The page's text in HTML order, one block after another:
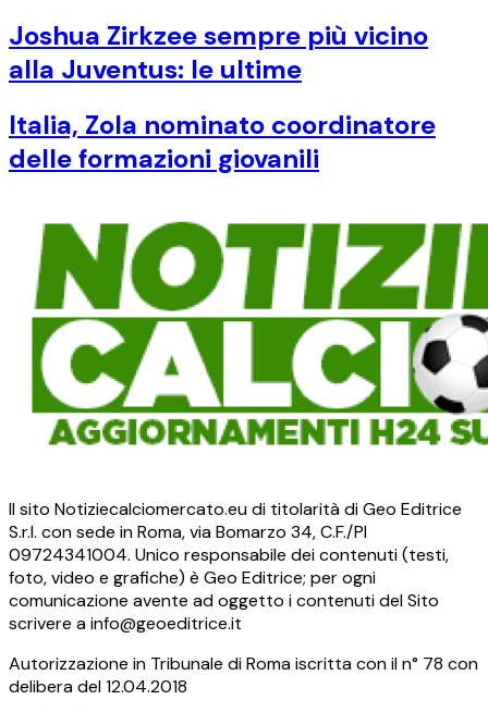
Joshua Zirkzee sempre più vicino
alla Juventus: le ultime
Italia, Zola nominato coordinatore
delle formazioni giovanili
Il sito Notiziecalciomercato.eu di titolarità di Geo Editrice
S.r.l. con sede in Roma, via Bomarzo 34, C.F./PI
09724341004. Unico responsabile dei contenuti (testi,
foto, video e grafiche) è Geo Editrice; per ogni
comunicazione avente ad oggetto i contenuti del Sito
scrivere a info@geoeditrice.it
Autorizzazione in Tribunale di Roma iscritta con il n° 78 con
delibera del 12.04.2018